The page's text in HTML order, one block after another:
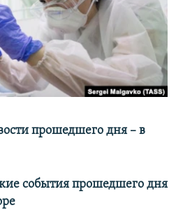
прошедшего дня – в
события прошедшего дня